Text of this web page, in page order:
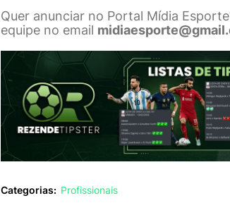
Quer anunciar no Portal Mídia
equipe no email
Categorias: Profissionais